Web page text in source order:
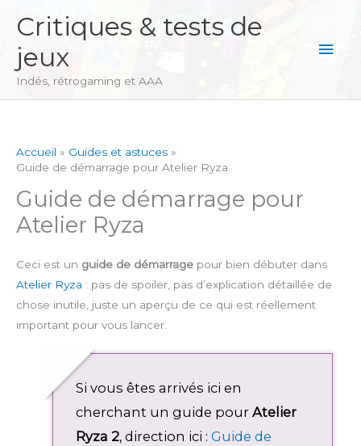
contenu
Critiques & tests de
jeux
Indés, rétrogaming et AAA
Accueil
Guides et astuces
Guide de démarrage pour Atelier Ryza
Guide de démarrage pour
Atelier Ryza
Ceci est un guide de démarrage pour bien débuter dans
Atelier Ryza : pas de spoiler, pas d’explication détaillée de
chose inutile, juste un aperçu de ce qui est réellement
important pour vous lancer.
Si vous êtes arrivés ici en
cherchant un guide pour Atelier
Ryza 2, direction ici : Guide de